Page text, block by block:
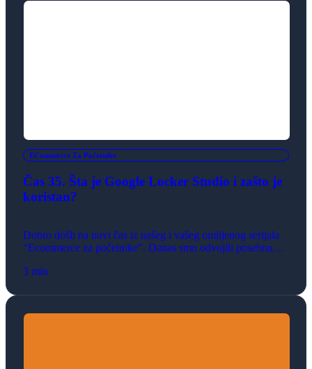
ECommerce Za Početnike
Čas 35. Šta je Google Locker Studio i zašto je
koristan?
Dobro došli na novi čas iz našeg i vašeg omiljenog serijala
“Ecommerce za početnike”. Danas smo odvojili posebnu
nije, onda će veoma brzo i da postane, uzevši u obzir
3 min